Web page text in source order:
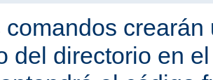
comandos
del directorio en